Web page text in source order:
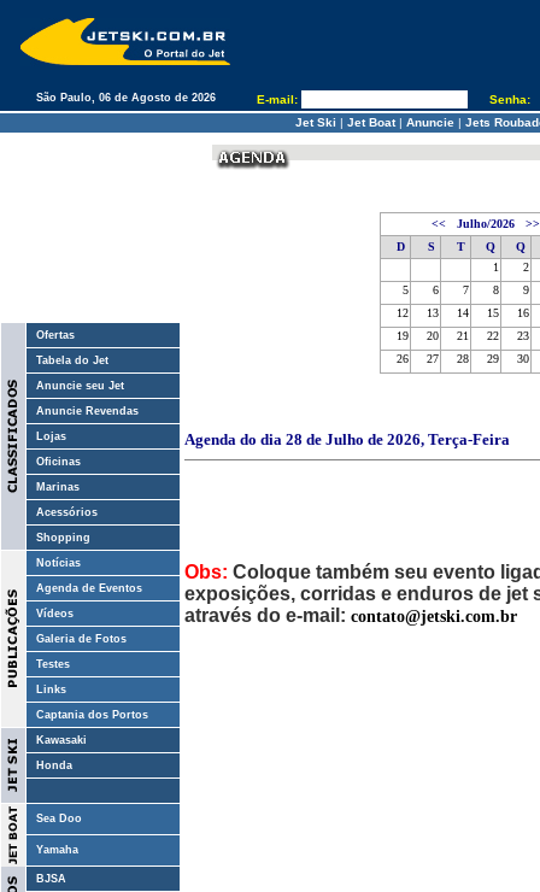
São Paulo, 06 de Agosto de 2026 E-mail:
Senha:
Jet Ski | Jet Boat| Anuncie | Jets
Ofertas
Tabela do Jet
Anuncie seu Jet
Anuncie Revendas
Lojas
Oficinas
Marinas
Acessórios
Shopping
Notícias
Agenda de Eventos
Vídeos
Galeria de Fotos
Testes
Links
Captania dos Portos
Kawasaki
Honda
Sea Doo
Yamaha
BJSA
<< Julho/2026
>>
D
S T Q
Q
1
2
5
6 7 8
9
12
13 14 15
16
19
20 21 22
23
26
27 28 29 30
Agenda do dia 28 de Julho de 2026, Terça-Feira
Obs: Coloque também seu evento
exposições, corridas e enduros de jet
através do e-mail: contato@jetski.com.br